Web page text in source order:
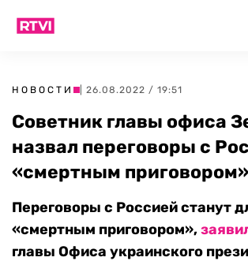
НОВОСТИ | 26.08.2022 / 19:51
Советник главы офиса
назвал переговоры с
«смертным приговором»
Переговоры с Россией станут
«смертным приговором»,
главы Офиса украинского